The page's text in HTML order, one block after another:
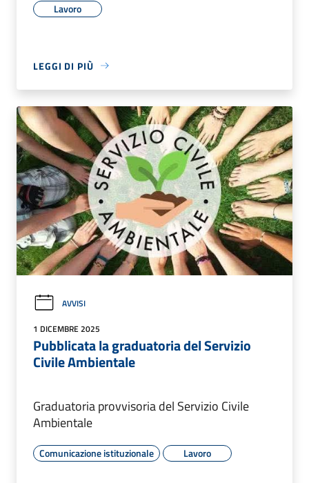
Lavoro
LEGGI DI PIÙ
AVVISI
1 DICEMBRE 2025
Pubblicata la graduatoria del Servizio
Civile Ambientale
Graduatoria provvisoria del Servizio Civile
Ambientale
Comunicazione istituzionale Lavoro